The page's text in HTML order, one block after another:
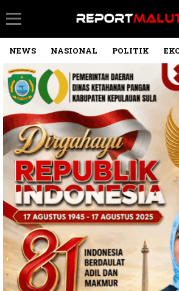
NEWS NASIONAL POLITIK